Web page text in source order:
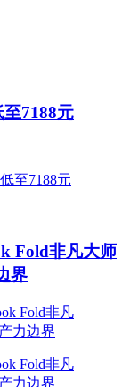
7188元
Fold非凡大师
界